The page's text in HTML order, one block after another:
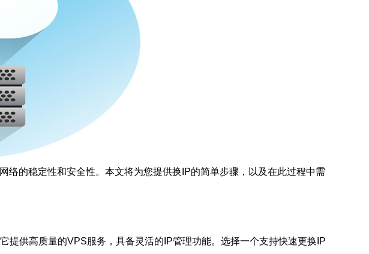
的稳定性和安全性。本文将为您提供换IP的简单步骤，以及在此过程中需
提供高质量的VPS服务，具备灵活的IP管理功能。选择一个支持快速更换IP